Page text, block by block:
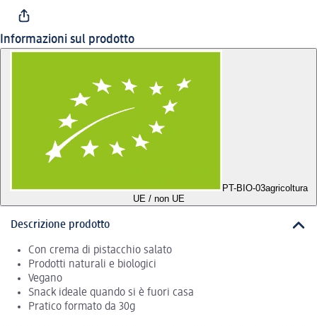
Informazioni sul prodotto
PT-BIO-03agricoltura
UE / non UE
Descrizione prodotto
Con crema di pistacchio salato
Prodotti naturali e biologici
Vegano
Snack ideale quando si è fuori casa
Pratico formato da 30g